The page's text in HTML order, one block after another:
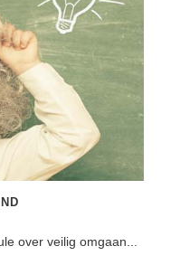
over veilig omgaan...